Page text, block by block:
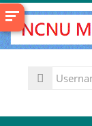
Skip
to
main
Username